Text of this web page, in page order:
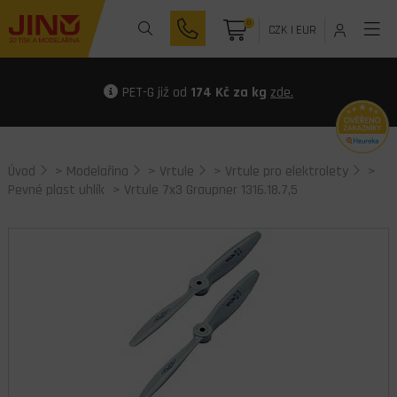
0 CZK| EUR
PET-G již od 174 Kč za kg zde.
Úvod > Modelařina > Vrtule > Vrtule pro elektrolety
>
Pevné plast uhlík > Vrtule 7x3 Graupner 1316.18.7,5